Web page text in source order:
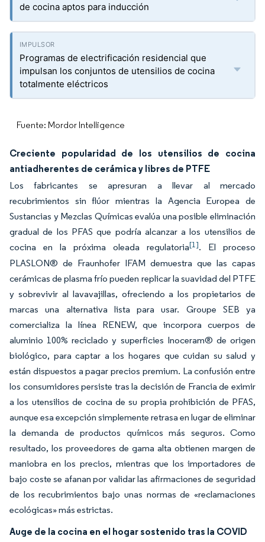
de cocina aptos para inducción
Programas de electrificación residencial que
impulsan los conjuntos de utensilios de cocina
totalmente eléctricos
Fuente: Mordor Intelligence
Creciente popularidad de los utensilios de cocina
antiadherentes de cerámica y libres de PTFE
Los fabricantes se apresuran a llevar al mercado
recubrimientos sin flúor mientras la Agencia Europea de
Sustancias y Mezclas Químicas evalúa una posible eliminación
gradual de los PFAS que podría alcanzar a los utensilios de
cocina en la próxima oleada regulatoria[1]. El proceso
PLASLON® de Fraunhofer IFAM demuestra que las capas
cerámicas de plasma frío pueden replicar la suavidad del PTFE
y sobrevivir al lavavajillas, ofreciendo a los propietarios de
marcas una alternativa lista para usar. Groupe SEB ya
comercializa la línea RENEW, que incorpora cuerpos de
aluminio 100% reciclado y superficies Inoceram® de origen
biológico, para captar a los hogares que cuidan su salud y
están dispuestos a pagar precios premium. La confusión entre
los consumidores persiste tras la decisión de Francia de eximir
a los utensilios de cocina de su propia prohibición de PFAS,
aunque esa excepción simplemente retrasa en lugar de eliminar
la demanda de productos químicos más seguros. Como
resultado, los proveedores de gama alta obtienen margen de
maniobra en los precios, mientras que los importadores de
bajo coste se afanan por validar las afirmaciones de seguridad
de los recubrimientos bajo unas normas de «reclamaciones
ecológicas» más estrictas.
Auge de la cocina en el hogar sostenido tras la COVID